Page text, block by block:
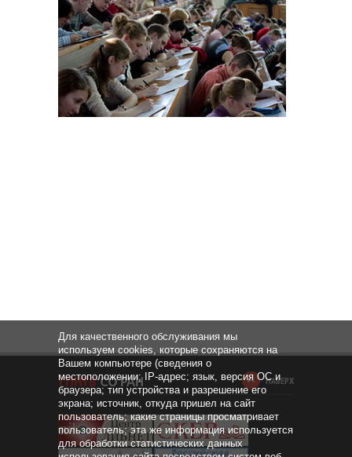
НАВЕРХ
Для качественного обслуживания мы
используем cookies, которые сохраняются на
Вашем компьютере (сведения о
местоположении; IP-адрес; язык, версия ОС и
браузера; тип устройства и разрешение его
экрана; источник, откуда пришел на сайт
пользователь; какие страницы просматривает
пользователь; эта же информация используется
для обработки статистических данных